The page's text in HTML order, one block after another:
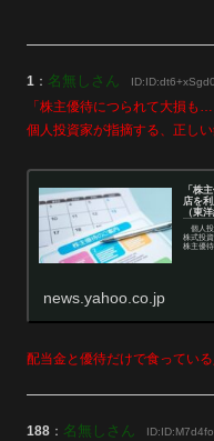
1 ： 名無しさん
「株主優待につられて大損も
個人投資家が指摘する、正し
「株
店を
（東
個人投
株式投
株主優
news.yahoo.co.jp
配当金と優待だけで食ってい
188 ： 名無しさん